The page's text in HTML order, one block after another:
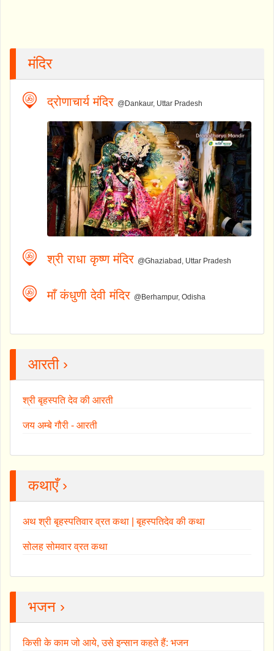
मंदिर
द्रोणाचार्य मंदिर @Dankaur, Uttar Pradesh
श्री राधा कृष्ण मंदिर @Ghaziabad, Uttar Pradesh
माँ कंधुणी देवी मंदिर @Berhampur, Odisha
आरती ›
श्री बृहस्पति देव की आरती
जय अम्बे गौरी - आरती
कथाएँ ›
अथ श्री बृहस्पतिवार व्रत कथा | बृहस्पतिदेव की कथा
सोलह सोमवार व्रत कथा
भजन ›
किसी के काम जो आये, उसे इन्सान कहते हैं: भजन